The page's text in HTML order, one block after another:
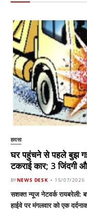
हादसा
घर पहुंचने से पहले बुझ गई
टकराई कार; 3 जिंदगी
BYNEWS DESK 15/07/2026
सशक्त न्यूज नेटवर्क रायबरेली:
हाईवे पर मंगलवार को एक